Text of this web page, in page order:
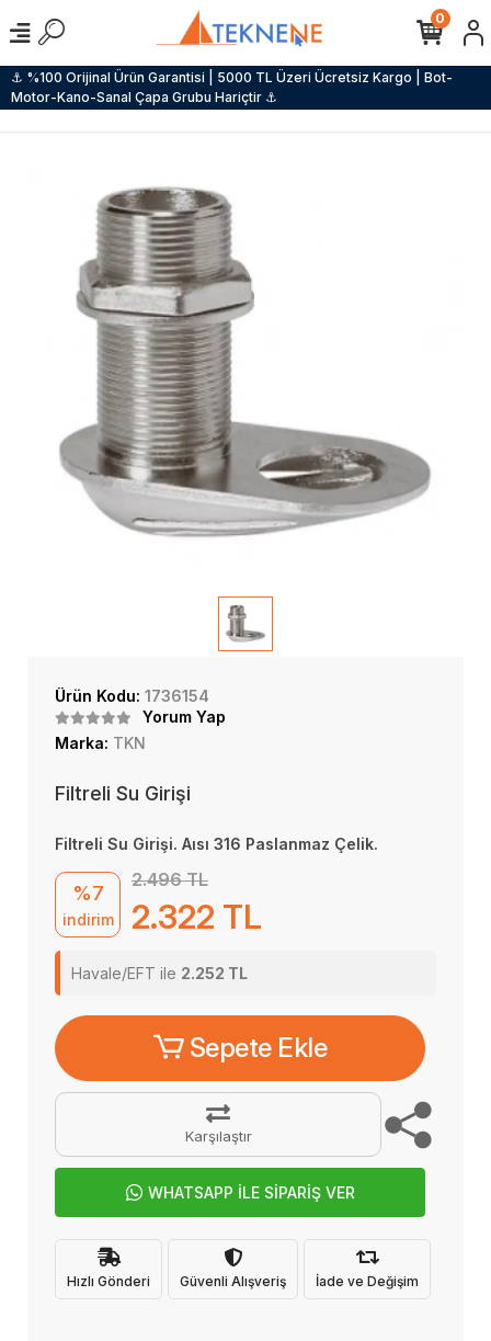
⚓ %100 Orijinal Ürün Garantisi | 5000 TL Üzeri Ücretsiz Kargo | Bot-
Motor-Kano-Sanal Çapa Grubu Hariçtir ⚓
0
Ürün Kodu: 1736154
Yorum Yap
Marka: TKN
Filtreli Su Girişi
Filtreli Su Girişi. Aısı 316 Paslanmaz Çelik.
%7
indirim
2.496 TL
2.322 TL
Havale/EFT ile 2.252 TL
Sepete Ekle
Karşılaştır
WHATSAPP İLE SİPARİŞ VER
Hızlı Gönderi Güvenli Alışveriş İade ve Değişim